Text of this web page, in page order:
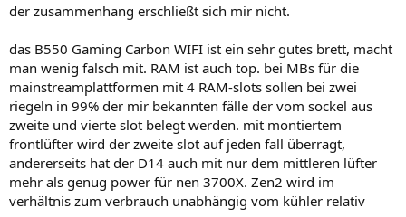
der zusammenhang erschließt sich mir nicht.
das B550 Gaming Carbon WIFI ist ein sehr gutes brett, macht
man wenig falsch mit. RAM ist auch top. bei MBs für die
mainstreamplattformen mit 4 RAM-slots sollen bei zwei
riegeln in 99% der mir bekannten fälle der vom sockel aus
zweite und vierte slot belegt werden. mit montiertem
frontlüfter wird der zweite slot auf jeden fall überragt,
andererseits hat der D14 auch mit nur dem mittleren lüfter
mehr als genug power für nen 3700X. Zen2 wird im
verhältnis zum verbrauch unabhängig vom kühler relativ